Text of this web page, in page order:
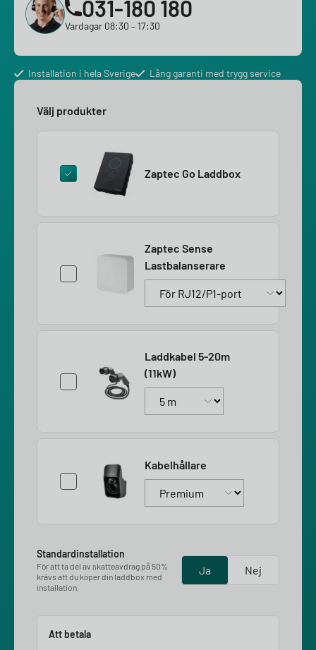
031-180 180
Vardagar 08:30 – 17:30
Installation i hela Sverige Lång garanti med trygg service
Välj produkter
Zaptec Go Laddbox
Zaptec Sense
Lastbalanserare
Laddkabel 5-20m
(11kW)
Kabelhållare
Standardinstallation
För att ta del av skatteavdrag på 50%
krävs att du köper din laddbox med
installation.
Ja Nej
Att betala